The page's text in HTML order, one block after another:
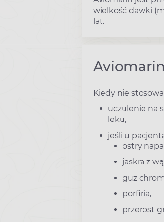
wielkość dawki
lat.
Kiedy nie
uczulenie na
leku,
jeśli u
ostry
jaskra z
guz
porfiria,
przerost